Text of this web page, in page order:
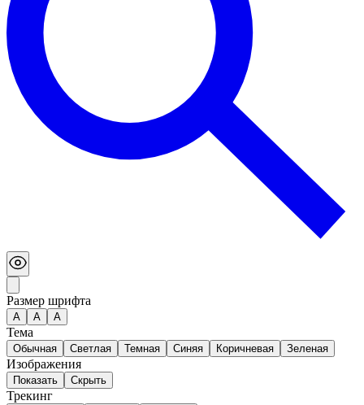
Размер шрифта
А A A
Тема
Обычная Светлая Темная Синяя Коричневая Зеленая
Изображения
Показать Скрыть
Трекинг